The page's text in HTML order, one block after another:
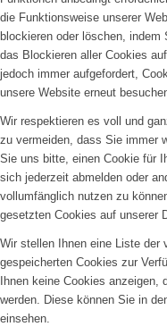
die Funktionsweise unserer
blockieren oder löschen, indem
das Blockieren aller Cookies
jedoch immer aufgefordert,
unsere Website erneut
Wir respektieren es voll und
zu vermeiden, dass Sie immer
Sie uns bitte, einen Cookie für
sich jederzeit abmelden oder
vollumfänglich nutzen zu
gesetzten Cookies auf unserer
Wir stellen Ihnen eine Liste der
gespeicherten Cookies zur
Ihnen keine Cookies
werden. Diese können Sie in
einsehen.